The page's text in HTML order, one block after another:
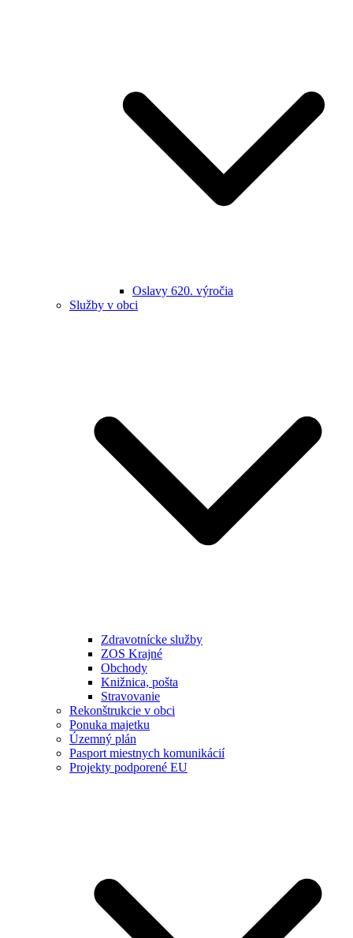
Oslavy 620. výročia
Služby v obci
Zdravotnícke služby
ZOS Krajné
Obchody
Knižnica, pošta
Stravovanie
Rekonštrukcie v obci
Ponuka majetku
Územný plán
Pasport miestnych komunikácií
Projekty podporené EU